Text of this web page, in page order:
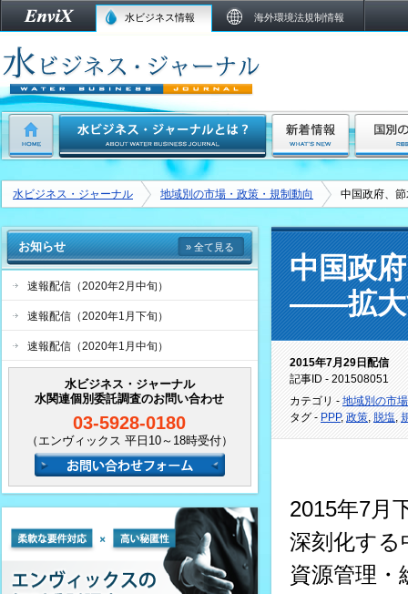
水ビジネス情報 海外環境法規制情報
水ビジネス・ジャーナル 地域別の市場・政策・規制動向 中国政府、
中国政
――拡大
2015年7月29日配信
記事ID - 201508051
カテゴリ - 地域別の市
タグ - PPP, 政策, 脱塩,
2015年7月
深刻化する
資源管理
お知らせ » 全て見る
速報配信（2020年2月中旬）
速報配信（2020年1月下旬）
速報配信（2020年1月中旬）
水ビジネス・ジャーナル
水関連個別委託調査のお問い合わせ
03-5928-0180
（エンヴィックス 平日10～18時受付）